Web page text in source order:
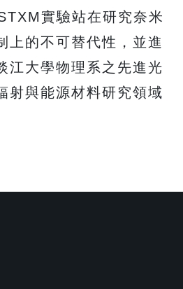
實驗站在研究奈米
上的不可替代性，並進
江大學物理系之先進光
射與能源材料研究領域